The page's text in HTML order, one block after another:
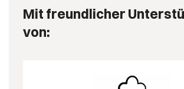
Mit freundlicher
von: